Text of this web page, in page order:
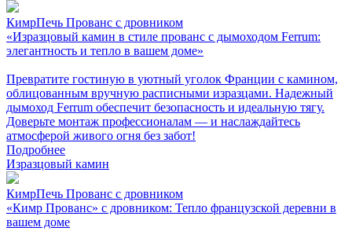
КимрПечь Прованс с дровником
«Изразцовый камин в стиле прованс с дымоходом Ferrum:
элегантность и тепло в вашем доме»
Превратите гостиную в уютный уголок Франции с камином,
облицованным вручную расписными изразцами. Надежный
дымоход Ferrum обеспечит безопасность и идеальную тягу.
Доверьте монтаж профессионалам — и наслаждайтесь
атмосферой живого огня без забот!
Подробнее
Изразцовый камин
КимрПечь Прованс с дровником
«Кимр Прованс» с дровником: Тепло французской деревни в
вашем доме